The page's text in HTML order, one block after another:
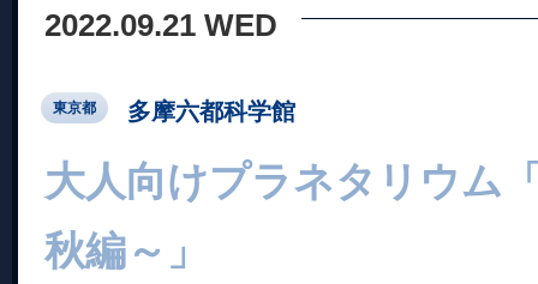
2022.09.21 WED
東京都 多摩六都科学館
大人向けプラネタリウム
秋編～」